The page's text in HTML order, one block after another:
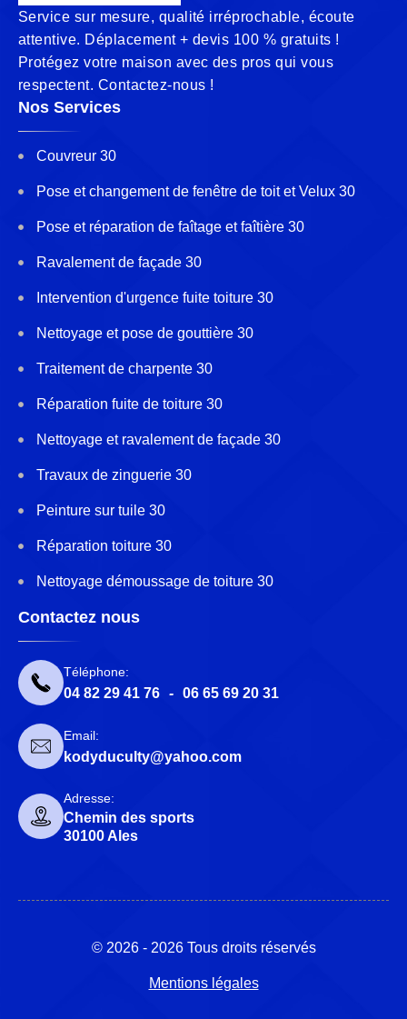
Service sur mesure, qualité irréprochable, écoute
attentive. Déplacement + devis 100 % gratuits !
Protégez votre maison avec des pros qui vous
respectent. Contactez-nous !
Nos Services
Couvreur 30
Pose et changement de fenêtre de toit et Velux 30
Pose et réparation de faîtage et faîtière 30
Ravalement de façade 30
Intervention d'urgence fuite toiture 30
Nettoyage et pose de gouttière 30
Traitement de charpente 30
Réparation fuite de toiture 30
Nettoyage et ravalement de façade 30
Travaux de zinguerie 30
Peinture sur tuile 30
Réparation toiture 30
Nettoyage démoussage de toiture 30
Contactez nous
Téléphone:
04 82 29 41 76 - 06 65 69 20 31
Email:
kodyduculty@yahoo.com
Adresse:
Chemin des sports
30100 Ales
© 2026 - 2026 Tous droits réservés
Mentions légales